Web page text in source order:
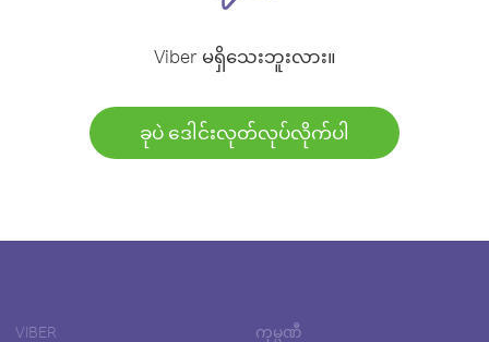
Viber မရှိသေးဘူးလား။
ခုပဲ ဒေါင်းလုတ်လုပ်လိုက်ပါ
VIBER ကုမ္ပဏီ